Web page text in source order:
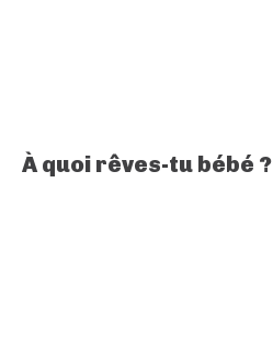
À quoi rêves-tu bébé ?